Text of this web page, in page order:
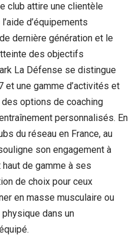
club attire une clientèle
d’équipements
dernière génération et le
des objectifs
La Défense se distingue
une gamme d’activités et
options de coaching
personnalisés. En
du réseau en France, au
son engagement à
de gamme à ses
de choix pour ceux
en masse musculaire ou
dans un